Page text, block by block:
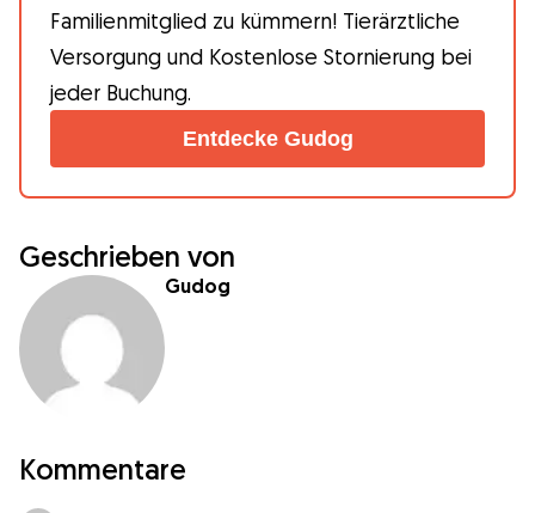
Familienmitglied zu kümmern! Tierärztliche
Versorgung und Kostenlose Stornierung bei
jeder Buchung.
Entdecke Gudog
Geschrieben von
Gudog
Kommentare